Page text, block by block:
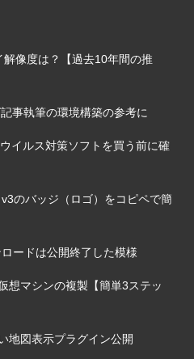
像度は？【過去10年間の推
事執筆の環境構築の参考に
イルス対策ソフトを買う前に確
のバッジ（ロゴ）をコピペで簡
ードは公開終了した模様
想マシンの複製【簡単3ステッ
地図表示プラグイン公開